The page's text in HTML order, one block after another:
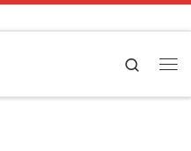
Search